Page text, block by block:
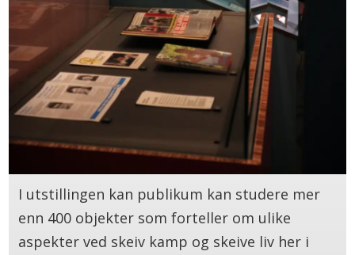
I utstillingen kan publikum kan studere mer
enn 400 objekter som forteller om ulike
aspekter ved skeiv kamp og skeive liv her i